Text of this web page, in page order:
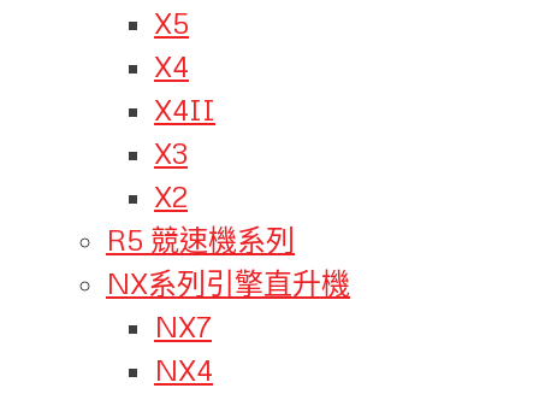
X5
X4
X4II
X3
X2
R5 競速機系列
NX系列引擎直升機
NX7
NX4